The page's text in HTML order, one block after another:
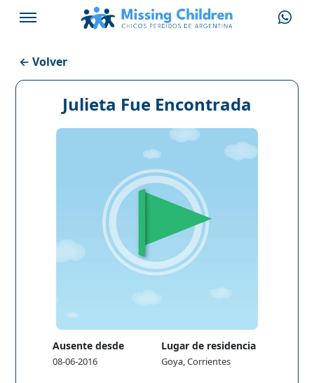
← Volver
Julieta Fue Encontrada
Ausente desde
08-06-2016
Lugar de residencia
Goya, Corrientes